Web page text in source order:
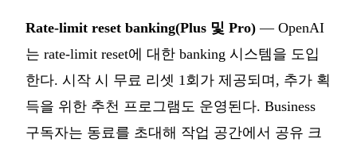
Rate-limit reset banking(Plus 및 Pro) — OpenAI
는 rate-limit reset에 대한 banking 시스템을 도입
한다. 시작 시 무료 리셋 1회가 제공되며, 추가 획
득을 위한 추천 프로그램도 운영된다. Business
구독자는 동료를 초대해 작업 공간에서 공유 크